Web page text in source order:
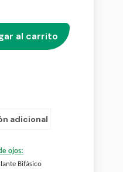
al carrito
adicional
ojos:
Bifásico